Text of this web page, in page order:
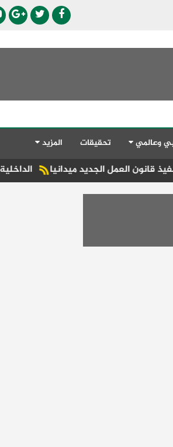
وعالمي تحقيقات المزيد
الداخلية تكشف الجديد ميدانيا